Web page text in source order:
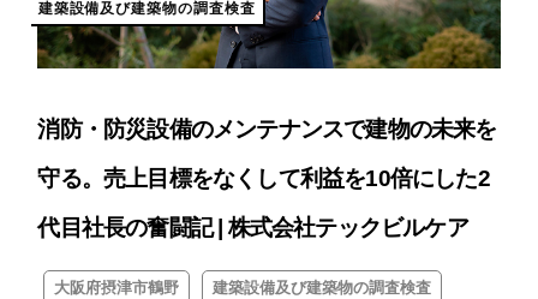
建築設備及び建築物の調査検査
消防・防災設備のメンテナンスで建物の未来を
守る。売上目標をなくして利益を10倍にした2
代目社長の奮闘記 | 株式会社テックビルケア
大阪府摂津市鶴野 建築設備及び建築物の調査検査